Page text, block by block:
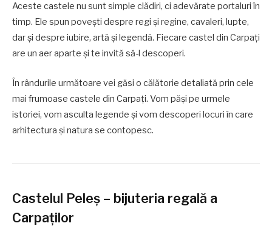
Aceste castele nu sunt simple clădiri, ci adevărate portaluri în
timp. Ele spun povești despre regi și regine, cavaleri, lupte,
dar și despre iubire, artă și legendă. Fiecare castel din Carpați
are un aer aparte și te invită să-l descoperi.
În rândurile următoare vei găsi o călătorie detaliată prin cele
mai frumoase castele din Carpați. Vom păși pe urmele
istoriei, vom asculta legende și vom descoperi locuri în care
arhitectura și natura se contopesc.
Castelul Peleș – bijuteria regală a
Carpaților